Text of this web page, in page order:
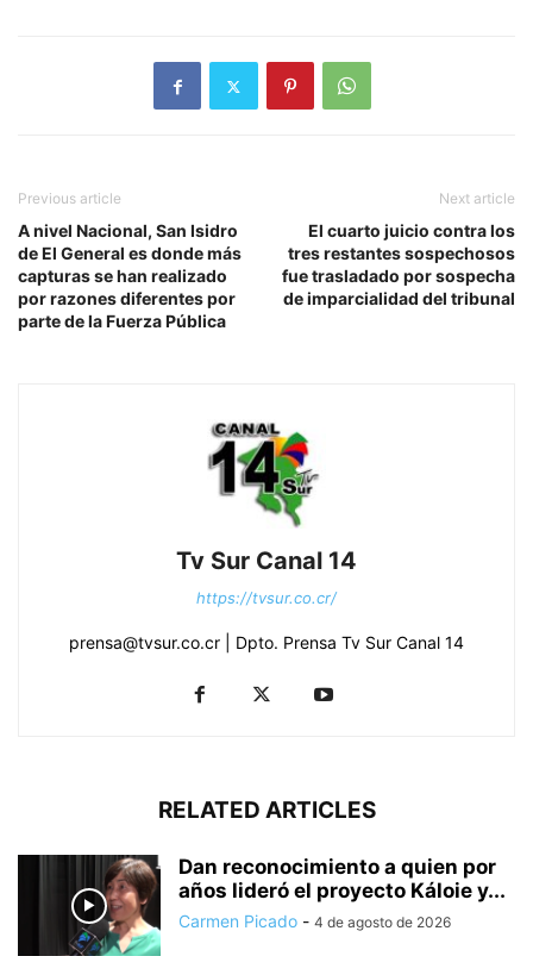
Previous article
A nivel Nacional, San Isidro
de El General es donde más
capturas se han realizado
por razones diferentes por
parte de la Fuerza Pública
Next article
El cuarto juicio contra los
tres restantes sospechosos
fue trasladado por sospecha
de imparcialidad del tribunal
Tv Sur Canal 14
https://tvsur.co.cr/
prensa@tvsur.co.cr | Dpto. Prensa Tv Sur Canal 14
RELATED ARTICLES
Dan reconocimiento a quien por
años lideró el proyecto Káloie y...
Carmen Picado - 4 de agosto de 2026